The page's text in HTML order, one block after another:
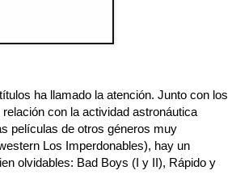
ha llamado la atención. Junto con los
con la actividad astronáutica
películas de otros géneros muy
Los Imperdonables), hay un
olvidables: Bad Boys (I y II), Rápido y